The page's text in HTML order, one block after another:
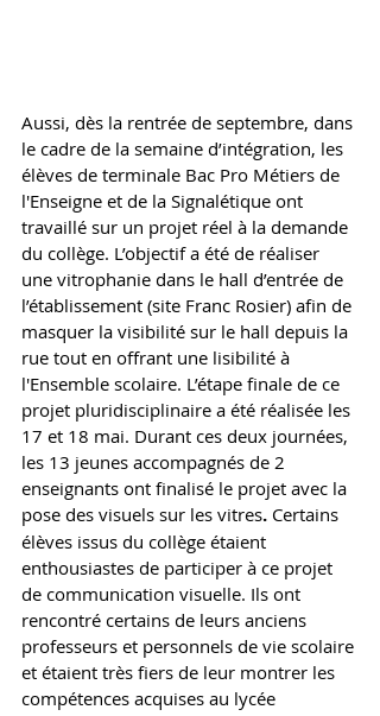
Aussi, dès la rentrée de septembre, dans
le cadre de la semaine d’intégration, les
élèves de terminale Bac Pro Métiers de
l'Enseigne et de la Signalétique ont
travaillé sur un projet réel à la demande
du collège. L’objectif a été de réaliser
une vitrophanie dans le hall d’entrée de
l’établissement (site Franc Rosier) afin de
masquer la visibilité sur le hall depuis la
rue tout en offrant une lisibilité à
l'Ensemble scolaire. L’étape finale de ce
projet pluridisciplinaire a été réalisée les
17 et 18 mai. Durant ces deux journées,
les 13 jeunes accompagnés de 2
enseignants ont finalisé le projet avec la
pose des visuels sur les vitres. Certains
élèves issus du collège étaient
enthousiastes de participer à ce projet
de communication visuelle. Ils ont
rencontré certains de leurs anciens
professeurs et personnels de vie scolaire
et étaient très fiers de leur montrer les
compétences acquises au lycée